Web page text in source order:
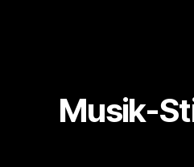
Musik-